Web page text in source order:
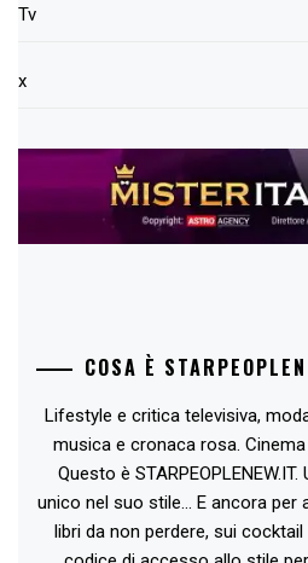
Tv
x
COSA È
Lifestyle e critica televisiva,
musica e cronaca rosa.
Questo è
unico nel suo stile... E ancora per
libri da non perdere, sui